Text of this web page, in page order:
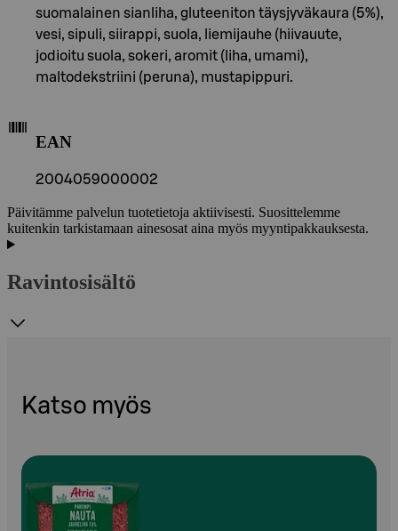
suomalainen sianliha, gluteeniton täysjyväkaura (5%),
vesi, sipuli, siirappi, suola, liemijauhe (hiivauute,
jodioitu suola, sokeri, aromit (liha, umami),
maltodekstriini (peruna), mustapippuri.
EAN
2004059000002
Päivitämme palvelun tuotetietoja aktiivisesti. Suosittelemme
kuitenkin tarkistamaan ainesosat aina myös myyntipakkauksesta.
Ravintosisältö
Katso myös